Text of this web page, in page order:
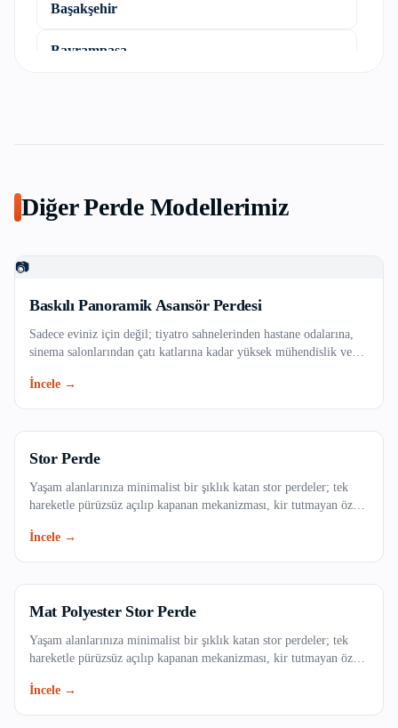
Başakşehir
Bayrampaşa
Beyoğlu
Çatalca
Çekmeköy
Esenler
Eyüpsultan
Fatih
Kadıköy
Kartal
Diğer Perde Modellerimiz
📷
Baskılı Panoramik Asansör Perdesi
Sadece eviniz için değil; tiyatro sahnelerinden hastane odalarına,
sinema salonlarından çatı katlarına kadar yüksek mühendislik ve
güvenlik standartlarına tam uyumlu ve dayanıklı endüstriyel perde
İncele →
Stor Perde
Yaşam alanlarınıza minimalist bir şıklık katan stor perdeler; tek
hareketle pürüzsüz açılıp kapanan mekanizması, kir tutmayan özel
ofisinizin vazgeçilmezi olacak. Işığı dilediğiniz gibi filtreleyerek
İncele →
Mat Polyester Stor Perde
Yaşam alanlarınıza minimalist bir şıklık katan stor perdeler; tek
hareketle pürüzsüz açılıp kapanan mekanizması, kir tutmayan özel
ofisinizin vazgeçilmezi olacak. Işığı dilediğiniz gibi filtreleyerek
İncele →